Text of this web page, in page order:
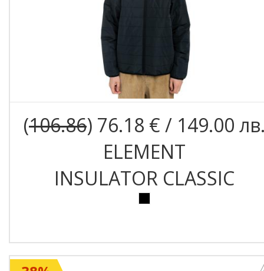
(106.86) 76.18 € / 149.00
ELEMENT
INSULATOR CLASSIC